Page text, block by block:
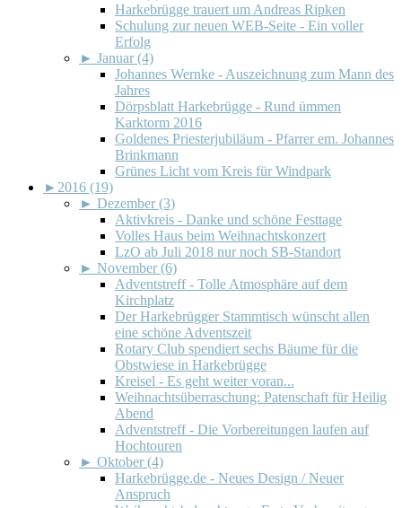
Harkebrügge trauert um Andreas Ripken
Schulung zur neuen WEB-Seite - Ein voller
Erfolg
► Januar (4)
Johannes Wernke - Auszeichnung zum Mann des
Jahres
Dörpsblatt Harkebrügge - Rund ümmen
Karktorm 2016
Goldenes Priesterjubiläum - Pfarrer em. Johannes
Brinkmann
Grünes Licht vom Kreis für Windpark
► 2016 (19)
► Dezember (3)
Aktivkreis - Danke und schöne Festtage
Volles Haus beim Weihnachtskonzert
LzO ab Juli 2018 nur noch SB-Standort
► November (6)
Adventstreff - Tolle Atmosphäre auf dem
Kirchplatz
Der Harkebrügger Stammtisch wünscht allen
eine schöne Adventszeit
Rotary Club spendiert sechs Bäume für die
Obstwiese in Harkebrügge
Kreisel - Es geht weiter voran...
Weihnachtsüberraschung: Patenschaft für Heilig
Abend
Adventstreff - Die Vorbereitungen laufen auf
Hochtouren
► Oktober (4)
Harkebrügge.de - Neues Design / Neuer
Anspruch